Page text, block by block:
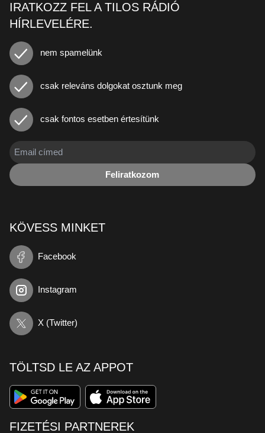
IRATKOZZ FEL A TILOS RÁDIÓ
HÍRLEVELÉRE.
nem spamelünk
csak releváns dolgokat osztunk meg
csak fontos esetben értesítünk
Feliratkozom
KÖVESS MINKET
Facebook
Instagram
X (Twitter)
TÖLTSD LE AZ APPOT
FIZETÉSI PARTNEREK